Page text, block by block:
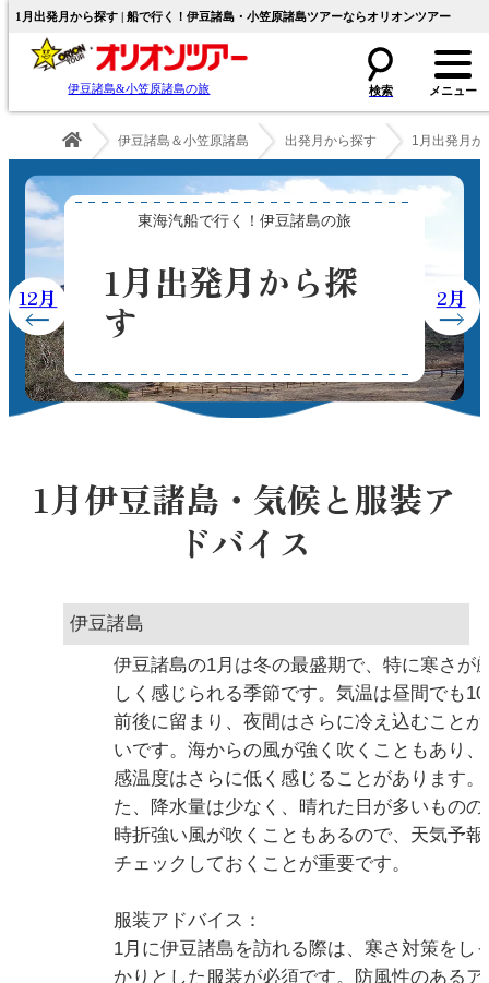
1月出発月から探す | 船で行く！伊豆諸島・小笠原諸島ツアーならオリオンツアー
伊豆諸島&小笠原諸島の旅
伊豆諸島＆小笠原諸島 出発月から探す 1月出発月か
東海汽船で行く！伊豆諸島の旅
1月出発月から探
す
12月 2月
1月伊豆諸島・気候と服装ア
ドバイス
伊豆諸島
伊豆諸島の1月は冬の最盛期で、特に寒さが
しく感じられる季節です。気温は昼間でも
前後に留まり、夜間はさらに冷え込むことが
いです。海からの風が強く吹くこともあり、
感温度はさらに低く感じることがあります。
た、降水量は少なく、晴れた日が多いものの
時折強い風が吹くこともあるので、天気予報
チェックしておくことが重要です。
服装アドバイス：
1月に伊豆諸島を訪れる際は、寒さ対策をし
かりとした服装が必須です。防風性のあるア